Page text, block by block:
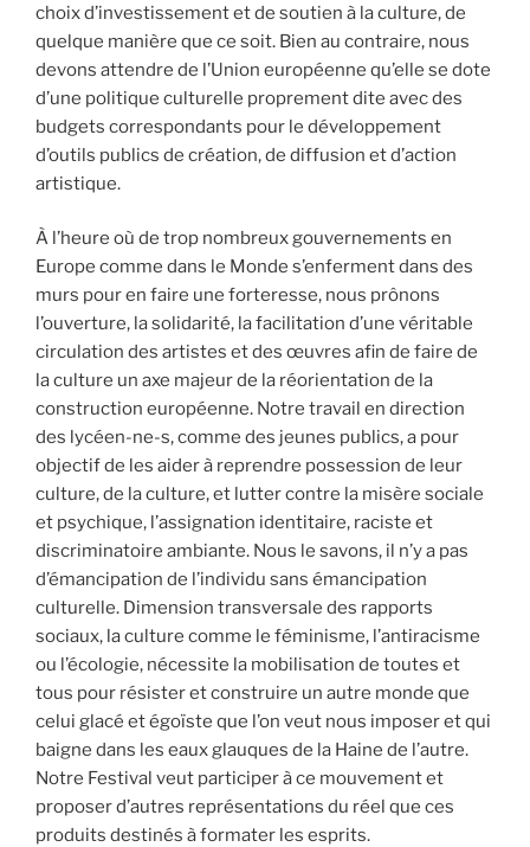
choix d’investissement et de soutien à la culture, de
quelque manière que ce soit. Bien au contraire, nous
devons attendre de l’Union européenne qu’elle se dote
d’une politique culturelle proprement dite avec des
budgets correspondants pour le développement
d’outils publics de création, de diffusion et d’action
artistique.
À l’heure où de trop nombreux gouvernements en
Europe comme dans le Monde s’enferment dans des
murs pour en faire une forteresse, nous prônons
l’ouverture, la solidarité, la facilitation d’une véritable
circulation des artistes et des œuvres afin de faire de
la culture un axe majeur de la réorientation de la
construction européenne. Notre travail en direction
des lycéen-ne-s, comme des jeunes publics, a pour
objectif de les aider à reprendre possession de leur
culture, de la culture, et lutter contre la misère sociale
et psychique, l’assignation identitaire, raciste et
discriminatoire ambiante. Nous le savons, il n’y a pas
d’émancipation de l’individu sans émancipation
culturelle. Dimension transversale des rapports
sociaux, la culture comme le féminisme, l’antiracisme
ou l’écologie, nécessite la mobilisation de toutes et
tous pour résister et construire un autre monde que
celui glacé et égoïste que l’on veut nous imposer et qui
baigne dans les eaux glauques de la Haine de l’autre.
Notre Festival veut participer à ce mouvement et
proposer d’autres représentations du réel que ces
produits destinés à formater les esprits.